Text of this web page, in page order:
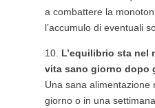
a combattere la
l’accumulo di eventuali
L’equilibrio sta nel
vita sano giorno dopo
Una sana alimentazione
giorno o in una